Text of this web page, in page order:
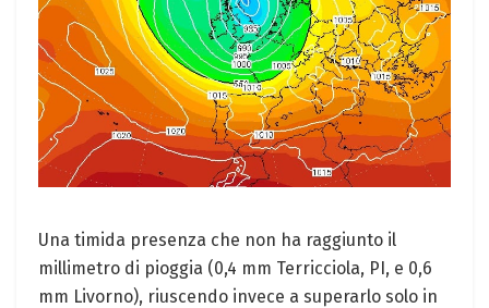
Una timida presenza che non ha raggiunto il
millimetro di pioggia (0,4 mm Terricciola, PI, e 0,6
mm Livorno), riuscendo invece a superarlo solo in